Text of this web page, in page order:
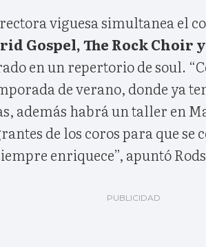
viguesa simultanea el
Gospel, The Rock Choir
en un repertorio de soul.
de verano, donde ya
además habrá un taller en
de los coros para que se
enriquece”, apuntó